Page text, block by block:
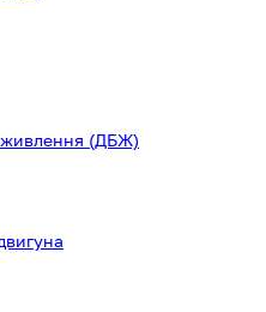
живлення (ДБЖ)